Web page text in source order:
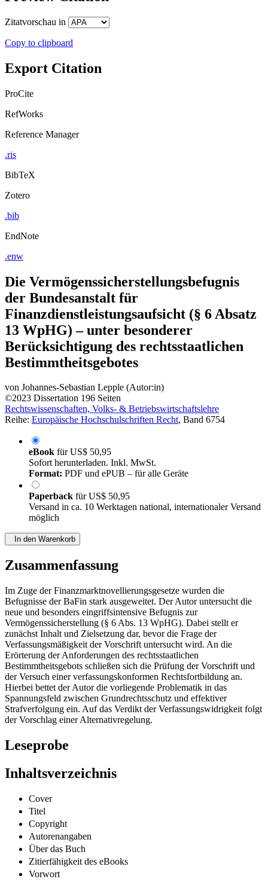
Zitatvorschau in
Copy to clipboard
Export Citation
ProCite
RefWorks
Reference Manager
.ris
BibTeX
Zotero
.bib
EndNote
.enw
Die Vermögenssicherstellungsbefugnis
der Bundesanstalt für
Finanzdienstleistungsaufsicht (§ 6 Absatz
13 WpHG) – unter besonderer
Berücksichtigung des rechtsstaatlichen
Bestimmtheitsgebotes
von Johannes-Sebastian Lepple (Autor:in)
©2023 Dissertation 196 Seiten
Rechtswissenschaften, Volks- & Betriebswirtschaftslehre
Reihe: Europäische Hochschulschriften Recht, Band 6754
eBook fürUS$ 50,95
Sofort herunterladen. Inkl. MwSt.
Format: PDF und ePUB – für alle Geräte
Paperback fürUS$ 50,95
Versand in ca. 10 Werktagen national, internationaler Versand
möglich
In den Warenkorb
Zusammenfassung
Im Zuge der Finanzmarktnovellierungsgesetze wurden die
Befugnisse der BaFin stark ausgeweitet. Der Autor untersucht die
neue und besonders eingriffsintensive Befugnis zur
Vermögenssicherstellung (§ 6 Abs. 13 WpHG). Dabei stellt er
zunächst Inhalt und Zielsetzung dar, bevor die Frage der
Verfassungsmäßigkeit der Vorschrift untersucht wird. An die
Erörterung der Anforderungen des rechtsstaatlichen
Bestimmtheitsgebots schließen sich die Prüfung der Vorschrift und
der Versuch einer verfassungskonformen Rechtsfortbildung an.
Hierbei bettet der Autor die vorliegende Problematik in das
Spannungsfeld zwischen Grundrechtsschutz und effektiver
Strafverfolgung ein. Auf das Verdikt der Verfassungswidrigkeit folgt
der Vorschlag einer Alternativregelung.
Leseprobe
Inhaltsverzeichnis
Cover
Titel
Copyright
Autorenangaben
Über das Buch
Zitierfähigkeit des eBooks
Vorwort